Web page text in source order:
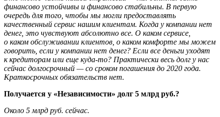
финансово устойчивы и финансово стабильны. В первую
очередь для того, чтобы мы могли предоставлять
качественный сервис нашим клиентам. Когда у компании нет
денег, это чувствуют абсолютно все. О каком сервисе,
о каком обслуживании клиентов, о каком комфорте мы можем
говорить, если у компании нет денег? Если все деньги уходят
к кредиторам или еще куда-то? Практически весь долг у нас
сейчас долгосрочный — со сроком погашения до 2020 года.
Краткосрочных обязательств нет.
Получается у «Независимости» долг 5 млрд руб.?
Около 5 млрд руб. сейчас.